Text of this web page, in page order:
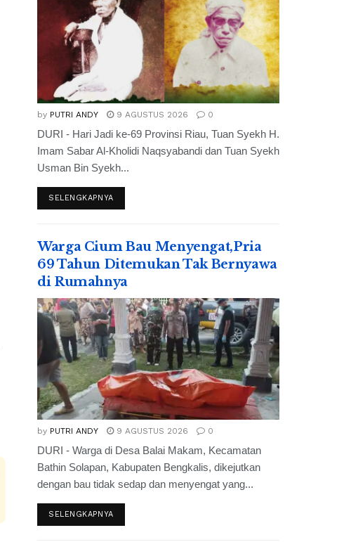
by PUTRI ANDY 9 AGUSTUS 2026 0
DURI - Hari Jadi ke-69 Provinsi Riau, Tuan Syekh H.
Imam Sabar Al-Kholidi Naqsyabandi dan Tuan Syekh
Usman Bin Syekh...
SELENGKAPNYA
Warga Cium Bau Menyengat,Pria
69 Tahun Ditemukan Tak Bernyawa
di Rumahnya
by PUTRI ANDY 9 AGUSTUS 2026 0
DURI - Warga di Desa Balai Makam, Kecamatan
Bathin Solapan, Kabupaten Bengkalis, dikejutkan
dengan bau tidak sedap dan menyengat yang...
SELENGKAPNYA